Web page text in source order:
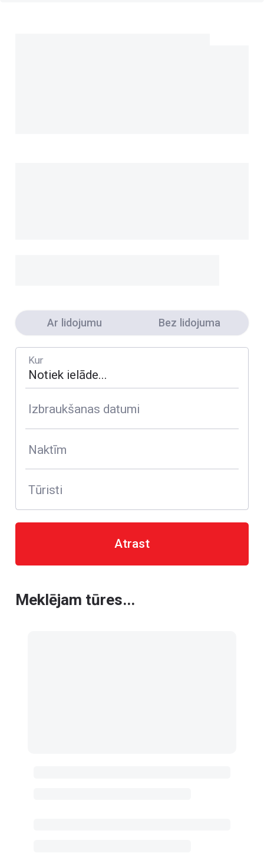
Ar lidojumu Bez lidojuma
Kur
Izbraukšanas datumi
Naktīm
Tūristi
Atrast
Meklējam tūres...